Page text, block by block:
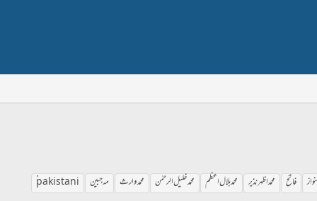
فاتح محمد اظہر نذیر محمد بلال اعظم محمد خلیل الرحمٰن محمد وارث مہ جبین ُُpakistani